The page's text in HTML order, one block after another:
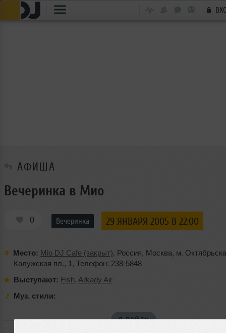
АФИША
Вечеринка в Мио
0 Вечеринка 29 ЯНВАРЯ 2005 В 22:00
Место: Mio DJ Cafe (закрыт), Россия, Москва, м.
Калужская пл., 1 , Телефон: 238-5848
Выступают: Fish, Arkady Air
Муз. стили:
Я ПОЙДУ